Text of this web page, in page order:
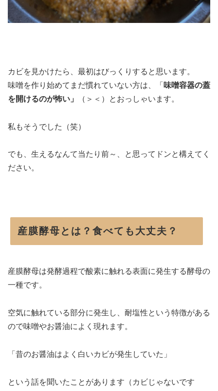
カビを見かけたら、最初はびっくりすると思います。
味噌を作り始めてまだ慣れていない方は、「 味噌容器の蓋
を開けるのが怖い」
（＞＜）とおっしゃいます。
私もそうでした（笑）
でも、生えるなんて当たり前～、と思ってドンと構えてく
ださい。
産膜酵母とは？食べても大丈夫？
産膜酵母は発酵過程で酸素に触れる表面に発生する酵母の
一種です。
空気に触れている部分に発生し、耐塩性という特徴がある
ので味噌やお醤油によく現れます。
「昔のお醤油はよく白いカビが発生していた」
という話を聞いたことがあります（カビじゃないです